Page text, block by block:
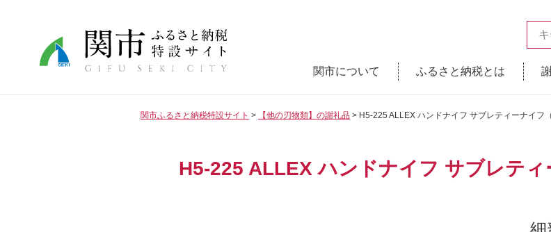
関市について ふるさと納税とは
関市ふるさと納税特設サイト 【他の刃物類】の謝礼品 H5-225 ALLEX ハンドナイフ サブレティーナイフ
H5-225 ALLEX ハンドナイフ サブレティ